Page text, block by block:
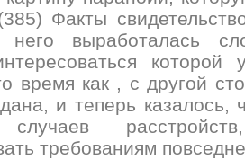
Факты
выработалась
время как , с другой
и теперь казалось,
случаев
требованиям